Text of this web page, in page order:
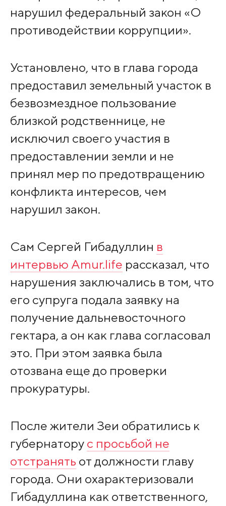
нарушил федеральный закон «О
противодействии коррупции».
Установлено, что в глава города
предоставил земельный участок в
безвозмездное пользование
близкой родственнице, не
исключил своего участия в
предоставлении земли и не
принял мер по предотвращению
конфликта интересов, чем
нарушил закон.
Сам Сергей Гибадуллин в
интервью Amur.life рассказал, что
нарушения заключались в том, что
его супруга подала заявку на
получение дальневосточного
гектара, а он как глава согласовал
это. При этом заявка была
отозвана еще до проверки
прокуратуры.
После жители Зеи обратились к
губернатору с просьбой не
отстранять от должности главу
города. Они охарактеризовали
Гибадуллина как ответственного,